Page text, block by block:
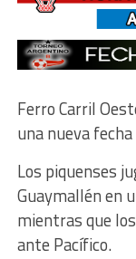
Ferro Carril
una nueva
Los piquenses
Guaymallén en
mientras que
ante Pacífico.